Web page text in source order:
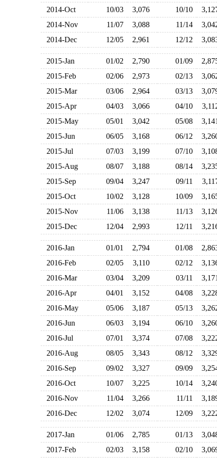
2014-Oct
10/03 3,076 10/10
2014-Nov
11/07 3,088 11/14
2014-Dec
12/05 2,961 12/12
2015-Jan 01/02 2,790 01/09
2015-Feb
02/06 2,973 02/13
2015-Mar
03/06 2,964 03/13
2015-Apr
04/03 3,066 04/10
2015-May
05/01 3,042 05/08
2015-Jun
06/05 3,168 06/12
2015-Jul
07/03 3,199 07/10
2015-Aug
08/07 3,188 08/14
2015-Sep
09/04 3,247 09/11
2015-Oct
10/02 3,128 10/09
2015-Nov
11/06 3,138 11/13
2015-Dec
12/04 2,993 12/11
2016-Jan 01/01 2,794 01/08
2016-Feb
02/05 3,110 02/12
2016-Mar
03/04 3,209 03/11
2016-Apr
04/01 3,152 04/08
2016-May
05/06 3,187 05/13
2016-Jun
06/03 3,194 06/10
2016-Jul
07/01 3,374 07/08
2016-Aug
08/05 3,343 08/12
2016-Sep
09/02 3,327 09/09
2016-Oct
10/07 3,225 10/14
2016-Nov
11/04 3,266 11/11
2016-Dec
12/02 3,074 12/09
2017-Jan 01/06 2,785 01/13
2017-Feb
02/03 3,158 02/10